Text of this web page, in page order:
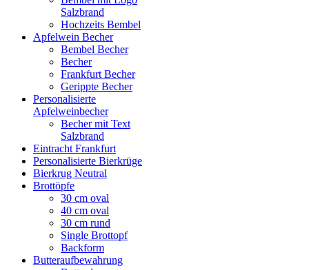
Salzbrand
Hochzeits Bembel
Apfelwein Becher
Bembel Becher
Becher
Frankfurt Becher
Gerippte Becher
Personalisierte
Apfelweinbecher
Becher mit Text
Salzbrand
Eintracht Frankfurt
Personalisierte Bierkrüge
Bierkrug Neutral
Brottöpfe
30 cm oval
40 cm oval
30 cm rund
Single Brottopf
Backform
Butteraufbewahrung